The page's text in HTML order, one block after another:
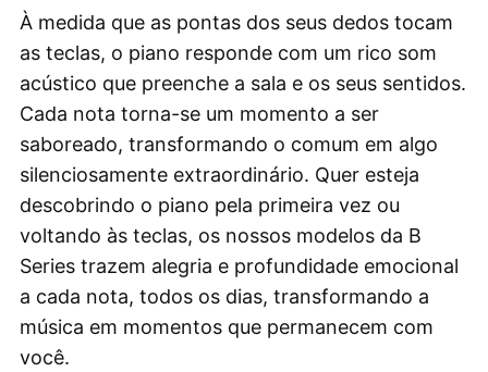
À medida que as pontas dos seus dedos tocam
as teclas, o piano responde com um rico som
acústico que preenche a sala e os seus sentidos.
Cada nota torna-se um momento a ser
saboreado, transformando o comum em algo
silenciosamente extraordinário. Quer esteja
descobrindo o piano pela primeira vez ou
voltando às teclas, os nossos modelos da B
Series trazem alegria e profundidade emocional
a cada nota, todos os dias, transformando a
música em momentos que permanecem com
você.